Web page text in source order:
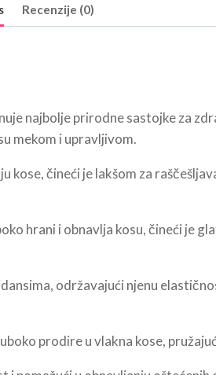
Recenzije (0)
najbolje prirodne sastojke za
mekom i upravljivom.
čineći je lakšom za
hrani i obnavlja kosu, čineći je
održavajući njenu
prodire u vlakna kose,